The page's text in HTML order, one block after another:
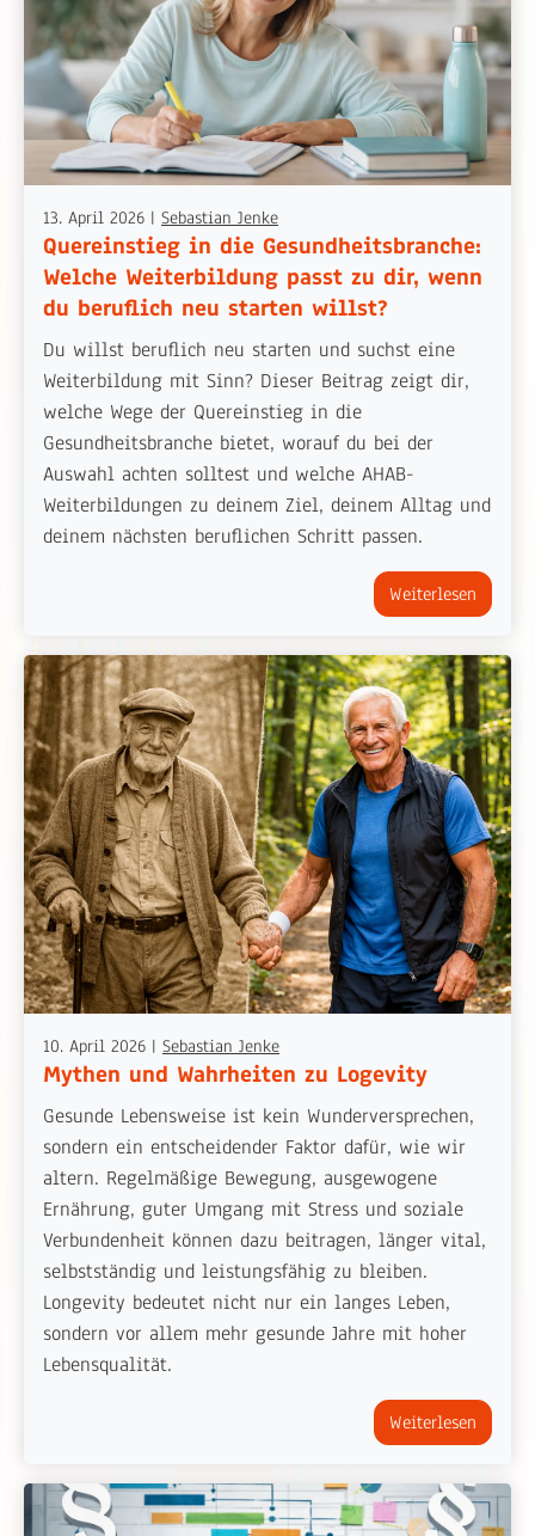
13. April 2026 | Sebastian Jenke
Quereinstieg in die Gesundheitsbranche:
Welche Weiterbildung passt zu dir, wenn
du beruflich neu starten willst?
Du willst beruflich neu starten und suchst eine
Weiterbildung mit Sinn? Dieser Beitrag zeigt dir,
welche Wege der Quereinstieg in die
Gesundheitsbranche bietet, worauf du bei der
Auswahl achten solltest und welche AHAB-
Weiterbildungen zu deinem Ziel, deinem Alltag und
deinem nächsten beruflichen Schritt passen.
Weiterlesen
10. April 2026 | Sebastian Jenke
Mythen und Wahrheiten zu Logevity
Gesunde Lebensweise ist kein Wunderversprechen,
sondern ein entscheidender Faktor dafür, wie wir
altern. Regelmäßige Bewegung, ausgewogene
Ernährung, guter Umgang mit Stress und soziale
Verbundenheit können dazu beitragen, länger vital,
selbstständig und leistungsfähig zu bleiben.
Longevity bedeutet nicht nur ein langes Leben,
sondern vor allem mehr gesunde Jahre mit hoher
Lebensqualität.
Weiterlesen